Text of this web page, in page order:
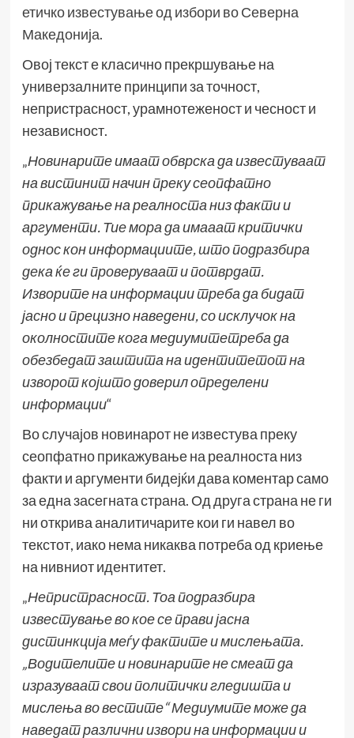
етичко известување од избори во Северна
Македонија.
Овој текст е класично прекршување на
универзалните принципи за точност,
непристрасност, урамнотеженост и чесност и
независност.
„Новинарите имаат обврска да известуваат
на вистинит начин преку сеопфатно
прикажување на реалноста низ факти и
аргументи. Тие мора да имааат критички
однос кон информациите, што подразбира
дека ќе ги проверуваат и потврдат.
Изворите на информации треба да бидат
јасно и прецизно наведени, со исклучок на
околностите кога медиумитетреба да
обезбедат заштита на идентитетот на
изворот којшто доверил определени
информации“
Во случајов новинарот не известува преку
сеопфатно прикажување на реалноста низ
факти и аргументи бидејќи дава коментар само
за една засегната страна. Од друга страна не ги
ни открива аналитичарите кои ги навел во
текстот, иако нема никаква потреба од криење
на нивниот идентитет.
„Непристрасност. Тоа подразбира
известување во кое се прави јасна
дистинкција меѓу фактите и мислењата.
„Водителите и новинарите не смеат да
изразуваат свои политички гледишта и
мислења во вестите“ Медиумите може да
наведат различни извори на информации и